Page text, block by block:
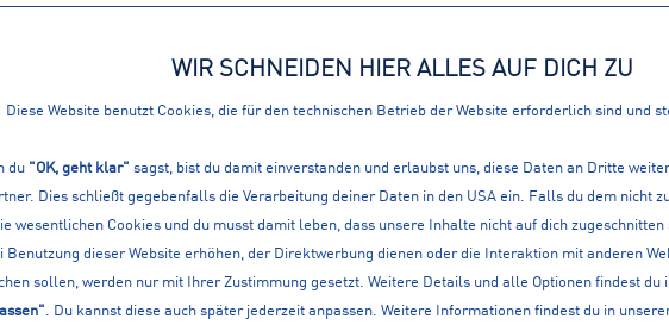
INFORMATIONEN
Filialen
Öffnungszeiten
Nachhaltigkeit
360° SERVICE
LOKAL, IM WEB ALS
WIR SCHNEIDEN HIER ALLES AUF DICH ZU
Diese Website benutzt Cookies, die für den technischen Betrieb der Website erforderlich sind und
du "OK, geht klar" sagst, bist du damit einverstanden und erlaubst uns, diese Daten an Dritte
Dies schließt gegebenfalls die Verarbeitung deiner Daten in den USA ein. Falls du dem nicht
wesentlichen Cookies und du musst damit leben, dass unsere Inhalte nicht auf dich
Benutzung dieser Website erhöhen, der Direktwerbung dienen oder die Interaktion mit anderen
sollen, werden nur mit Ihrer Zustimmung gesetzt. Weitere Details und alle Optionen findest du
. Du kannst diese auch später jederzeit anpassen. Weitere Informationen findest du in